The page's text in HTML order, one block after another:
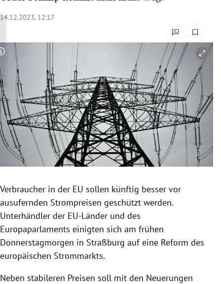
Untermenü
Untermenü
Untermenü
Untermenü
Untermenü
Untermenü
Untermenü
Untermenü
14.12.2023, 12:17
Copyright-Hinweis öffnen/schließen
Verbraucher in der EU sollen künftig besser vor
ausufernden Strompreisen geschützt werden.
Unterhändler der EU-Länder und des
Europaparlaments einigten sich am frühen
Donnerstagmorgen in Straßburg auf eine Reform des
europäischen Strommarkts.
Neben stabileren Preisen soll mit den Neuerungen